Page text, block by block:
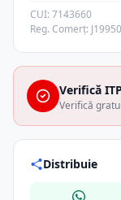
CUI: 7143660
Reg. Comerț:
Verifică
Verifică
Distribuie